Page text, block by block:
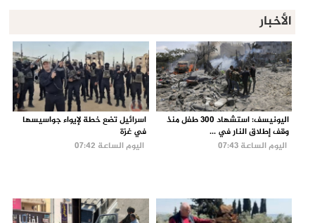
الأخبار
اليونيسف: استشهاد 300 طفل منذ
وقف إطلاق النار في ...
اليوم الساعة 07:43
اسرائيل تضع خطة لإيواء جواسيسها
في غزة
اليوم الساعة 07:42